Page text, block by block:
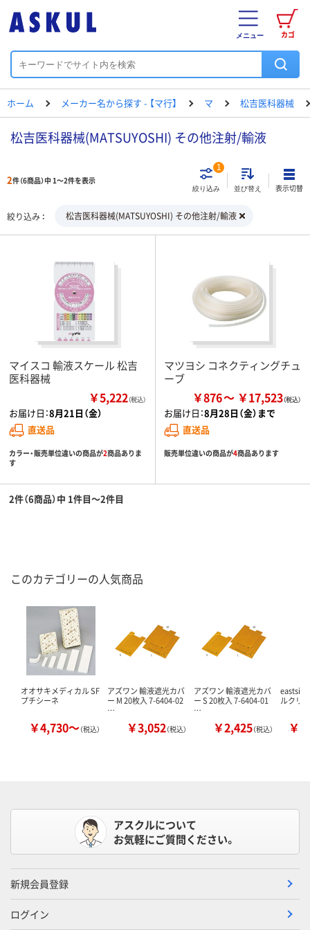
カゴ
メニュー
ホーム メーカー名から探す - 【マ行】 マ 松吉医科器械
松吉医科器械(MATSUYOSHI) その他注射/輸液
2件（6商品）中 1～2件を表示
絞り込み
1
並び替え 表示切替
絞り込み 松吉医科器械(MATSUYOSHI) その他注射/輸液
マイスコ 輸液スケール 松吉
医科器械
￥5,222（税込）
お届け日：8月21日（金）
直送品
カラー・販売単位違いの商品が2商品ありま
す
マツヨシ コネクティングチュ
ーブ
￥876 ￥17,523
お届け日：8月28日（金）まで
直送品
販売単位違いの商品が4商品あります
2件（6商品）中 1件目～2件目
このカテゴリーの人気商品
オオサキメディカル SF
プチシーネ
￥4,730～（税込）
アズワン 輸液遮光カバ
ー M 20枚入 7-6404-02
…
￥3,052（税込）
アズワン 輸液遮光カバ
ー S 20枚入 7-6404-01
…
￥2,425（税込）
ルクリ
￥
アスクルについて
お気軽にご質問ください。
新規会員登録
ログイン